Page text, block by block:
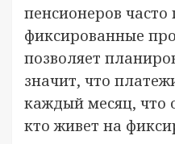
пенсионеров
фиксированные
позволяет
значит, что
каждый месяц, что
кто живет на